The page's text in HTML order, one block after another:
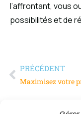
l’affrontant, vous
possibilités et de
PRÉCÉDENT